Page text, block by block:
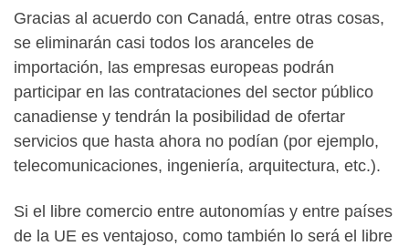
Gracias al acuerdo con Canadá, entre otras cosas,
se eliminarán casi todos los aranceles de
importación, las empresas europeas podrán
participar en las contrataciones del sector público
canadiense y tendrán la posibilidad de ofertar
servicios que hasta ahora no podían (por ejemplo,
telecomunicaciones, ingeniería, arquitectura, etc.).
Si el libre comercio entre autonomías y entre países
de la UE es ventajoso, como también lo será el libre